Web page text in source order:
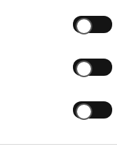
benannt wurde und
seiner reizvollen
die dort im